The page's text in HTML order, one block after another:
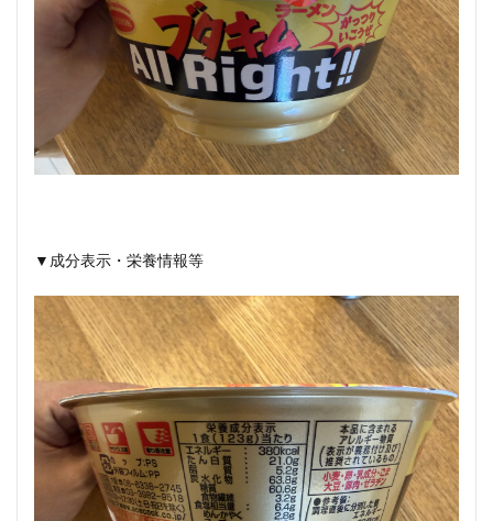
▼成分表示・栄養情報等